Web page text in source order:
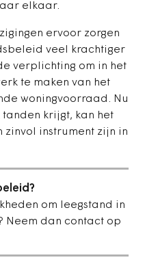
elkaar.
ervoor zorgen
veel krachtiger
verplichting om in het
te maken van het
woningvoorraad. Nu
krijgt, kan het
zinvol instrument zijn in
om leegstand in
Neem dan contact op